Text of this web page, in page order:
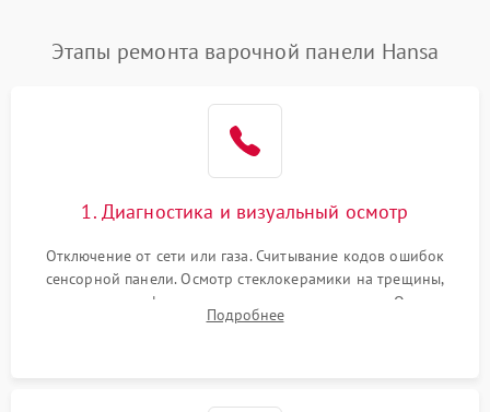
Этапы ремонта варочной панели Hansa
1. Диагностика и визуальный осмотр
Отключение от сети или газа. Считывание кодов ошибок
сенсорной панели. Осмотр стеклокерамики на трещины,
проверка конфорок на равномерность нагрева. Опрос
клиента о симптомах (не включается, не видит посуду,
Подробнее